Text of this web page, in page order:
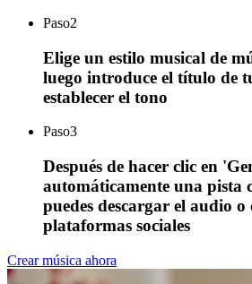
Paso2
Elige un estilo musical de
luego introduce el título de
establecer el tono
Paso3
Después de hacer clic en
automáticamente una pista
puedes descargar el audio
plataformas sociales
Crear música ahora